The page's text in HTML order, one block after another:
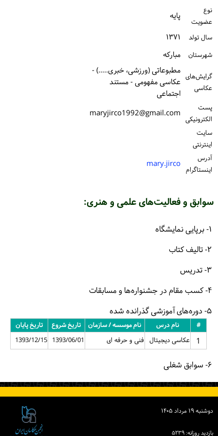
نوع
عضویت
پایه
سال تولد ۱۳۷۱
شهرستان مباركه
گرایش‌های
عکاسی
مطبوعاتی (ورزشی، خبری.....) -
عکاسی مفهومی - مستند
اجتماعی
پست
الكترونیكی maryjirco1992@gmail.com
سایت
اینترنتی
آدرس
اینستاگرام mary.jirco
سوابق و فعالیت‌های علمی و هنری:
۱- برپایی نمایشگاه
۲- تالیف کتاب
۳- تدریس
۴- کسب مقام در جشنواره‌ها و مسابقات
۵- دوره‌های آموزشی گذرانده شده
# نام درس نام موسسه / سازمان تاریخ شروع تاریخ پایان
1 عکاسی دیجیتال فنی و حرفه ای 1393/06/01
1393/12/15
۶- سوابق شغلی
دوشنبه ۱۹ مرداد ۱۴۰۵
بازدید روزانه: ۵۲۳۹